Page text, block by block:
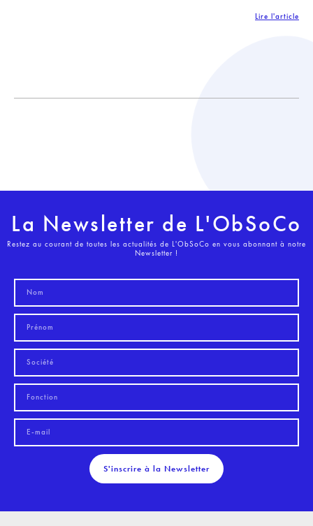
Lire l'article
La Newsletter de L'ObSoCo
Restez au courant de toutes les actualités de L'ObSoCo en vous abonnant à notre
Newsletter !
S'inscrire à la Newsletter